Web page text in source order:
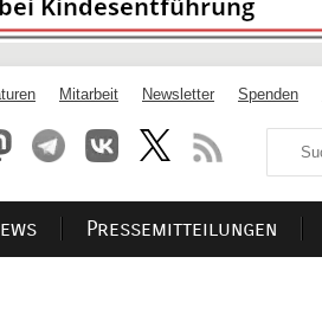
Mitarbeit Newsletter Spenden
Pressemitteilungen